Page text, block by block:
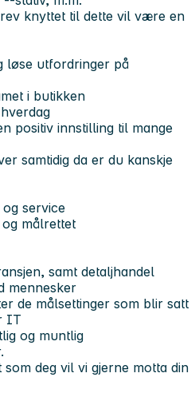
knyttet til dette vil være en
løse utfordringer på
i butikken
positiv innstilling til mange
samtidig da er du kanskje
service
og målrettet
samt detaljhandel
mennesker
de målsettinger som blir satt
IT
og muntlig
deg vil vi gjerne motta din